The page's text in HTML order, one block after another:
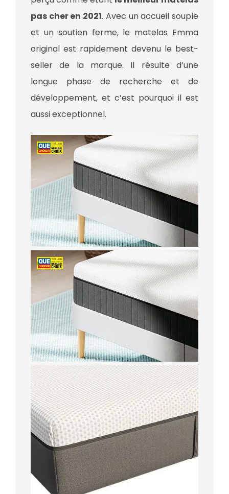
pas cher en 2021. Avec un accueil souple
et un soutien ferme, le matelas Emma
original est rapidement devenu le best-
seller de la marque. Il résulte d’une
longue phase de recherche et de
développement, et c’est pourquoi il est
aussi exceptionnel.